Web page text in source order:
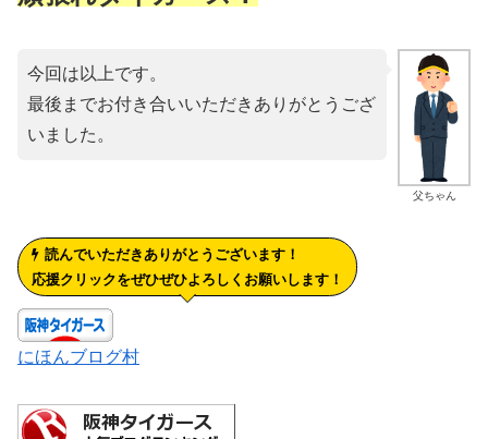
父ちゃん
今回は以上です。
最後までお付き合いいただきありがとうござ
いました。
読んでいただきありがとうございます！
応援クリックをぜひぜひよろしくお願いします！
にほんブログ村